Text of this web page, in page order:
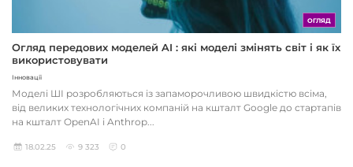
ОГЛЯД
Огляд передових моделей AI : які моделі змінять світ і як їх
використовувати
Інновації
Моделі ШІ розробляються із запаморочливою швидкістю всіма,
від великих технологічних компаній на кшталт Google до стартапів
на кшталт OpenAI і Anthrop...
18.02.25 9 323 0